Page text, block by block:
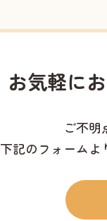
お気軽に
ご不明
下記のフォーム